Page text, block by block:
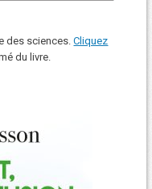
des sciences.Cliquez
du livre.